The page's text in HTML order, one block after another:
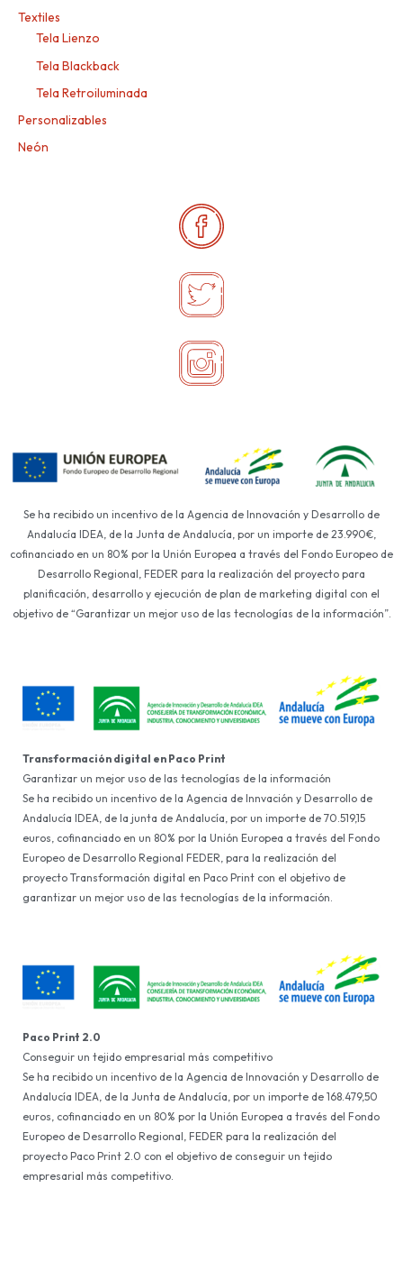
Textiles
Tela Lienzo
Tela Blackback
Tela Retroiluminada
Personalizables
Neón
Se ha recibido un incentivo de la Agencia de Innovación y Desarrollo de
Andalucía IDEA, de la Junta de Andalucía, por un importe de 23.990€,
cofinanciado en un 80% por la Unión Europea a través del Fondo Europeo de
Desarrollo Regional, FEDER para la realización del proyecto para
planificación, desarrollo y ejecución de plan de marketing digital con el
objetivo de “Garantizar un mejor uso de las tecnologías de la información”.
Transformación digital en Paco Print
Garantizar un mejor uso de las tecnologías de la información
Se ha recibido un incentivo de la Agencia de Innvación y Desarrollo de
Andalucía IDEA, de la junta de Andalucía, por un importe de 70.519,15
euros, cofinanciado en un 80% por la Unión Europea a través del Fondo
Europeo de Desarrollo Regional FEDER, para la realización del
proyecto Transformación digital en Paco Print con el objetivo de
garantizar un mejor uso de las tecnologías de la información.
Paco Print 2.0
Conseguir un tejido empresarial más competitivo
Se ha recibido un incentivo de la Agencia de Innovación y Desarrollo de
Andalucía IDEA, de la Junta de Andalucía, por un importe de 168.479,50
euros, cofinanciado en un 80% por la Unión Europea a través del Fondo
Europeo de Desarrollo Regional, FEDER para la realización del
proyecto Paco Print 2.0 con el objetivo de conseguir un tejido
empresarial más competitivo.